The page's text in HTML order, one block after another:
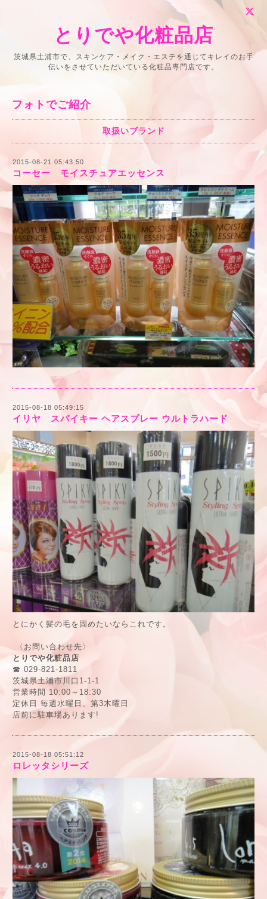
とりでや化粧品店
茨城県土浦市で、スキンケア・メイク・エステを通じてキレイのお手
伝いをさせていただいている化粧品専門店です。
フォトでご紹介
取扱いブランド
2015-08-21 05:43:50
コーセー モイスチュアエッセンス
2015-08-18 05:49:15
イリヤ スパイキー ヘアスプレー ウルトラハード
とにかく髪の毛を固めたいならこれです。
〈お問い合わせ先〉
とりでや化粧品店
☎ 029-821-1811
茨城県土浦市川口1-1-1
営業時間 10:00～18:30
定休日 毎週水曜日、第3木曜日
店前に駐車場あります!
2015-08-18 05:51:12
ロレッタシリーズ